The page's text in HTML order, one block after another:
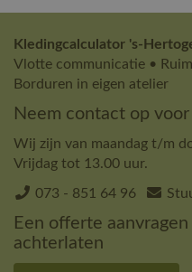
Kledingcalculator 's-
Vlotte communicatie •
Borduren in eigen atelier
Neem contact op
Wij zijn van maandag t/m
Vrijdag tot 13.00 uur.
073 - 851 64 96
Een offerte
achterlaten